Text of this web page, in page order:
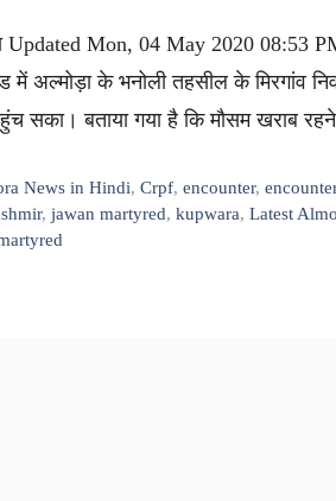
Mon, 04 May 2020 08:53
अल्मोड़ा के भनोली तहसील के मिरगांव
सका। बताया गया है कि मौसम खराब
News in Hindi,Crpf,encounter,
, jawan martyred, kupwara, Latest